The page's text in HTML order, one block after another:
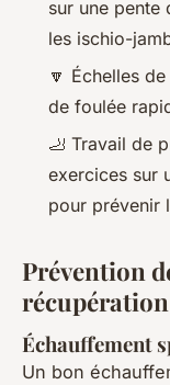
sur une pente
les ischio-
🔽 Échelles
de foulée
🦶 Travail de
exercices sur
pour prévenir
Prévention
Échauffement
Un bon